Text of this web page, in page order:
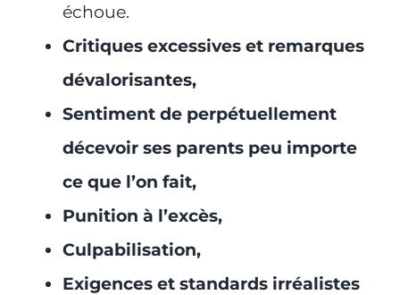
échoue.
Critiques excessives et remarques
dévalorisantes,
Sentiment de perpétuellement
décevoir ses parents peu importe
ce que l’on fait,
Punition à l’excès,
Culpabilisation,
Exigences et standards irréalistes